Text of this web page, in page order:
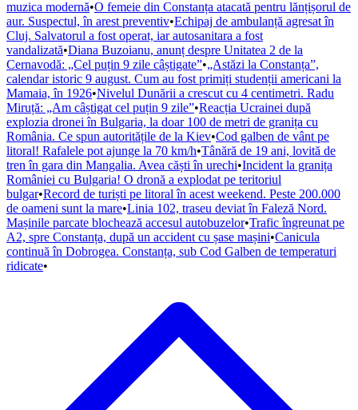
muzica modernă•O femeie din Constanța atacată pentru lănțișorul de
aur. Suspectul, în arest preventiv•Echipaj de ambulanță agresat în
Cluj. Salvatorul a fost operat, iar autosanitara a fost
vandalizată•Diana Buzoianu, anunț despre Unitatea 2 de la
Cernavodă: „Cel puțin 9 zile câștigate”•„Astăzi la Constanța”,
calendar istoric 9 august. Cum au fost primiți studenții americani la
Mamaia, în 1926•Nivelul Dunării a crescut cu 4 centimetri. Radu
Miruță: „Am câștigat cel puțin 9 zile”•Reacția Ucrainei după
explozia dronei în Bulgaria, la doar 100 de metri de granița cu
România. Ce spun autoritățile de la Kiev•Cod galben de vânt pe
litoral! Rafalele pot ajunge la 70 km/h•Tânără de 19 ani, lovită de
tren în gara din Mangalia. Avea căști în urechi•Incident la granița
României cu Bulgaria! O dronă a explodat pe teritoriul
bulgar•Record de turiști pe litoral în acest weekend. Peste 200.000
de oameni sunt la mare•Linia 102, traseu deviat în Faleză Nord.
Mașinile parcate blochează accesul autobuzelor•Trafic îngreunat pe
A2, spre Constanța, după un accident cu șase mașini•Canicula
continuă în Dobrogea. Constanța, sub Cod Galben de temperaturi
ridicate•